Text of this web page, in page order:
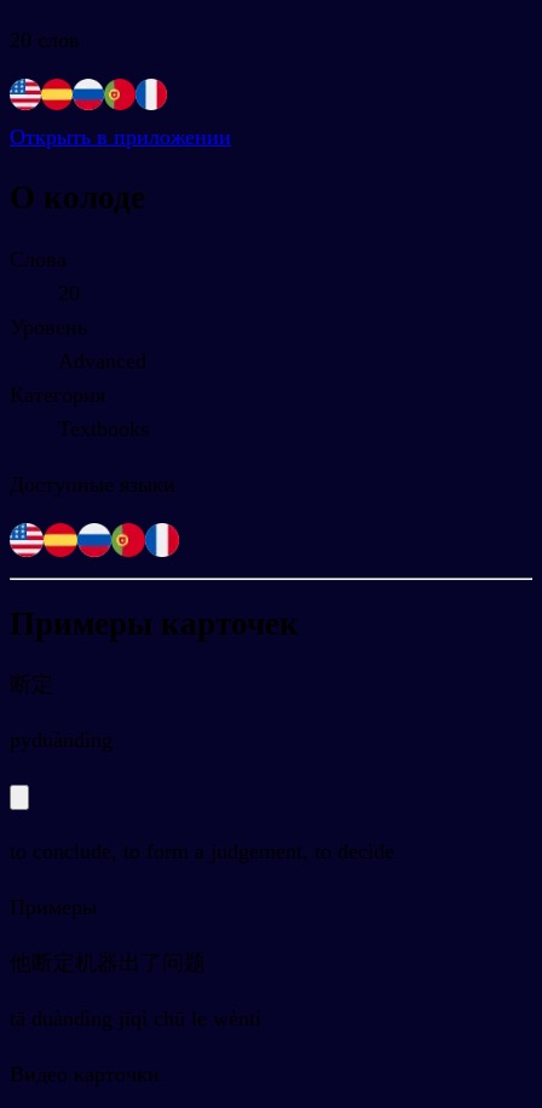
20 слов
Открыть в приложении
О колоде
Слова
20
Уровень
Advanced
Категория
Textbooks
Доступные языки
Примеры карточек
断定
pyduàndìng
to conclude, to form a judgement, to decide
Примеры
他断定机器出了问题
tā duàndìng jīqì chū le wèntí
Видео карточки